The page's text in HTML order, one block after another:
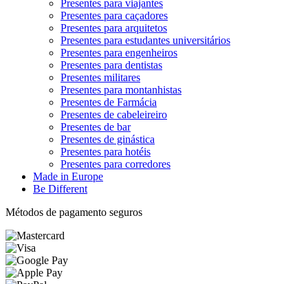
Presentes para viajantes
Presentes para caçadores
Presentes para arquitetos
Presentes para estudantes universitários
Presentes para engenheiros
Presentes para dentistas
Presentes militares
Presentes para montanhistas
Presentes de Farmácia
Presentes de cabeleireiro
Presentes de bar
Presentes de ginástica
Presentes para hotéis
Presentes para corredores
Made in Europe
Be Different
Métodos de pagamento seguros